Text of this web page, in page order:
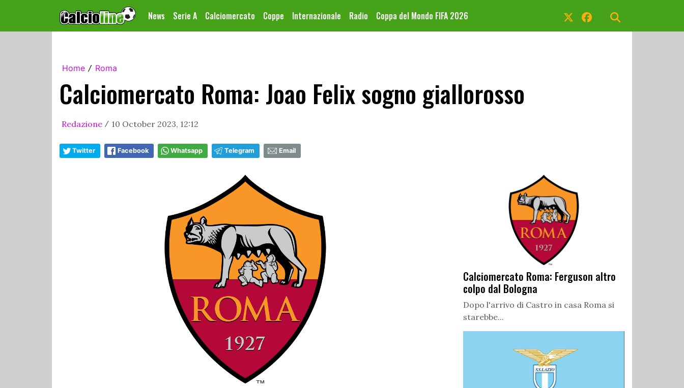
News Serie A Calciomercato Coppe Internazionale Radio Coppa del Mondo FIFA 2026
Home / Roma
Calciomercato Roma: Joao Felix sogno giallorosso
Redazione / 10 October 2023, 12:12
Twitter Facebook Whatsapp Telegram Email
Calciomercato Roma: Ferguson altro
colpo dal Bologna
Dopo l'arrivo di Castro in casa Roma si
starebbe...